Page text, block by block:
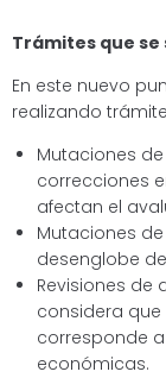
Trámites que
En este nuevo
realizando
Mutaciones
correcciones
afectan el
Mutaciones
desenglobe
Revisiones
considera
corresponde
económicas.